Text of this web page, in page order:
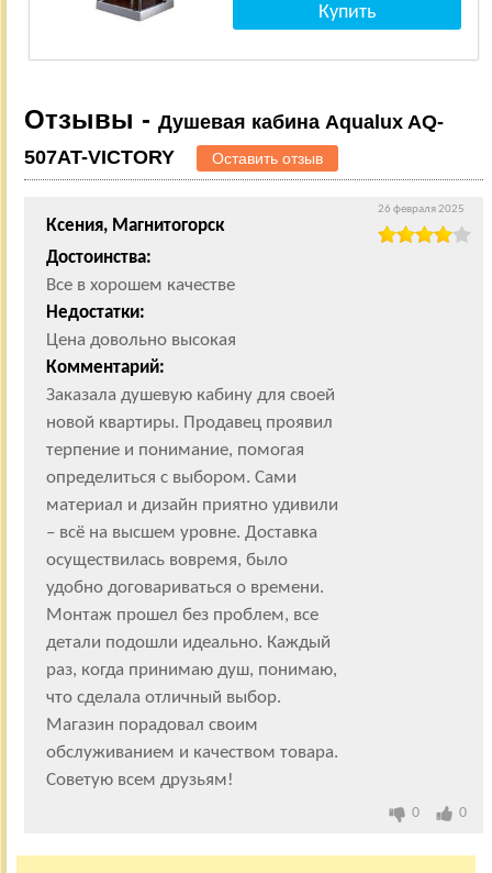
Отзывы - Душевая кабина Aqualux AQ-
507AT-VICTORY
Оставить отзыв
Ксения, Магнитогорск
Достоинства:
Все в хорошем качестве
Недостатки:
Цена довольно высокая
Комментарий:
Заказала душевую кабину для своей
новой квартиры. Продавец проявил
терпение и понимание, помогая
определиться с выбором. Сами
материал и дизайн приятно удивили
– всё на высшем уровне. Доставка
осуществилась вовремя, было
удобно договариваться о времени.
Монтаж прошел без проблем, все
детали подошли идеально. Каждый
раз, когда принимаю душ, понимаю,
что сделала отличный выбор.
Магазин порадовал своим
обслуживанием и качеством товара.
Советую всем друзьям!
26 февраля 2025
0 0